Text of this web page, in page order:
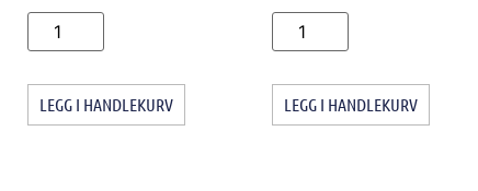
LEGG I HANDLEKURV LEGG I HANDLEKURV